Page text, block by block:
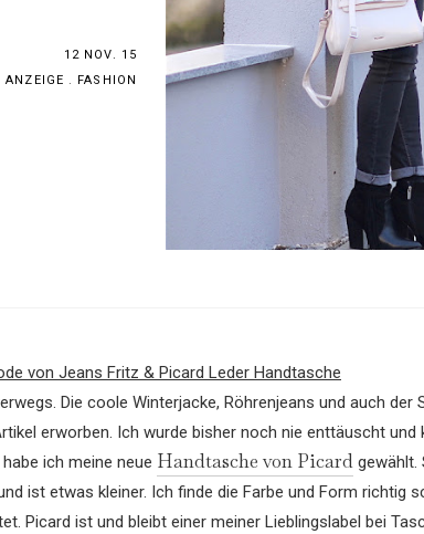
12 NOV. 15
ANZEIGE . FASHION
von Jeans Fritz & Picard Leder Handtasche
Die coole Winterjacke, Röhrenjeans und auch der
erworben. Ich wurde bisher noch nie enttäuscht
ich meine neue Handtasche von Picardgewählt.
ist etwas kleiner. Ich finde die Farbe und Form richtig
Picard ist und bleibt einer meiner Lieblingslabel bei